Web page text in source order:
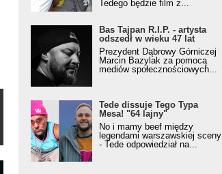
Tedego będzie film z...
Bas Tajpan R.I.P. - artysta
odszedł w wieku 47 lat
Prezydent Dąbrowy Górniczej
Marcin Bazylak za pomocą
mediów społecznościowych...
Tede dissuje Tego Typa
Mesa! "64 lajny"
No i mamy beef między
legendami warszawskiej sceny
- Tede odpowiedział na...